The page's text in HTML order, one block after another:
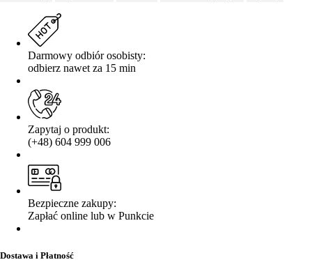
Darmowy odbiór osobisty:
odbierz nawet za 15 min
Zapytaj o produkt:
(+48) 604 999 006
Bezpieczne zakupy:
Zapłać online lub w Punkcie
Dostawa i Płatność